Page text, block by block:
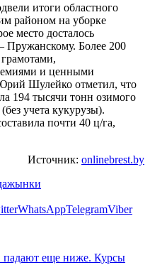
итоги областного
районом на уборке
место досталось
Пружанскому. Более 200
и ценными
Шулейко отметил, что
194 тысячи тонн озимого
учета кукурузы).
почти 40 ц/га,
Источник: onlinebrest.by
WhatsAppTelegramViber
падают еще ниже. Курсы